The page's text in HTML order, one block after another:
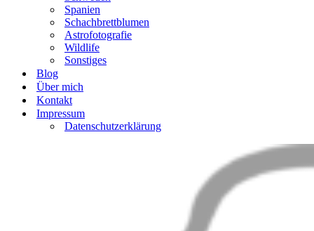
Spanien
Schachbrettblumen
Astrofotografie
Wildlife
Sonstiges
Blog
Über mich
Kontakt
Impressum
Datenschutzerklärung